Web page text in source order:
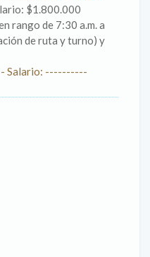
$1.800.000
rango de 7:30 a.m. a
de ruta y turno) y
Salario: ----------